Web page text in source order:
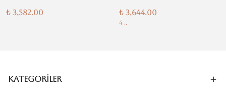
₺ 3,582.00 ₺ 3,644.00
4 ..
Kategoriler